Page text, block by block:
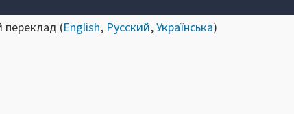
(English, Русский,Українська)